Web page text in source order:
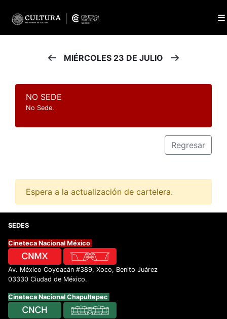
MIÉRCOLES 23 DE JULIO
NO SEDE
No Sede.
Regresar
Espera a la actualización de cartelera.
SEDES
Cineteca Nacional México
Av. México Coyoacán #389, Xoco, Benito Juárez
03330 Ciudad de México.
Cineteca Nacional Chapultepec